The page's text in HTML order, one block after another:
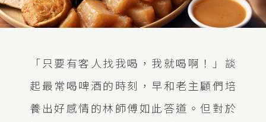
「只要有客人找我喝，我就喝啊！」談
起最常喝啤酒的時刻，早和老主顧們培
養出好感情的林師傅如此答道。但對於